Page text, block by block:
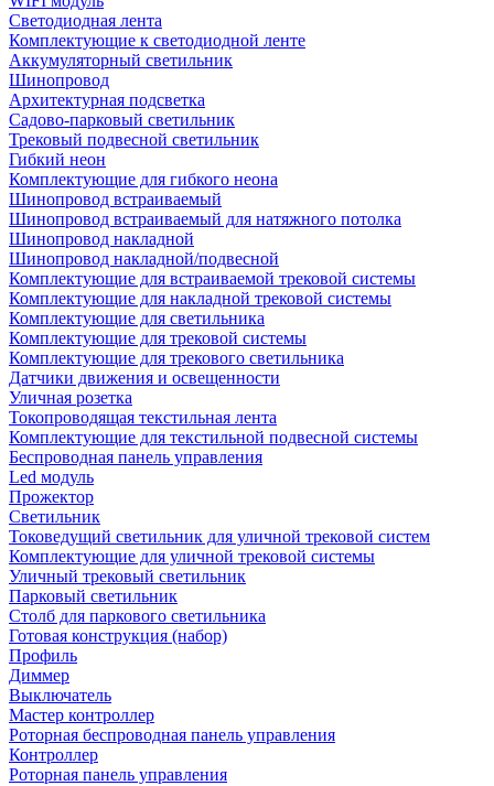
Светодиодная лента
Комплектующие к светодиодной ленте
Аккумуляторный светильник
Шинопровод
Архитектурная подсветка
Садово-парковый светильник
Трековый подвесной светильник
Гибкий неон
Комплектующие для гибкого неона
Шинопровод встраиваемый
Шинопровод встраиваемый для натяжного потолка
Шинопровод накладной
Шинопровод накладной/подвесной
Комплектующие для встраиваемой трековой системы
Комплектующие для накладной трековой системы
Комплектующие для светильника
Комплектующие для трековой системы
Комплектующие для трекового светильника
Датчики движения и освещенности
Уличная розетка
Токопроводящая текстильная лента
Комплектующие для текстильной подвесной системы
Беспроводная панель управления
Led модуль
Прожектор
Светильник
Токоведущий светильник для уличной трековой систем
Комплектующие для уличной трековой системы
Уличный трековый светильник
Парковый светильник
Столб для паркового светильника
Готовая конструкция (набор)
Профиль
Диммер
Выключатель
Мастер контроллер
Роторная беспроводная панель управления
Контроллер
Роторная панель управления